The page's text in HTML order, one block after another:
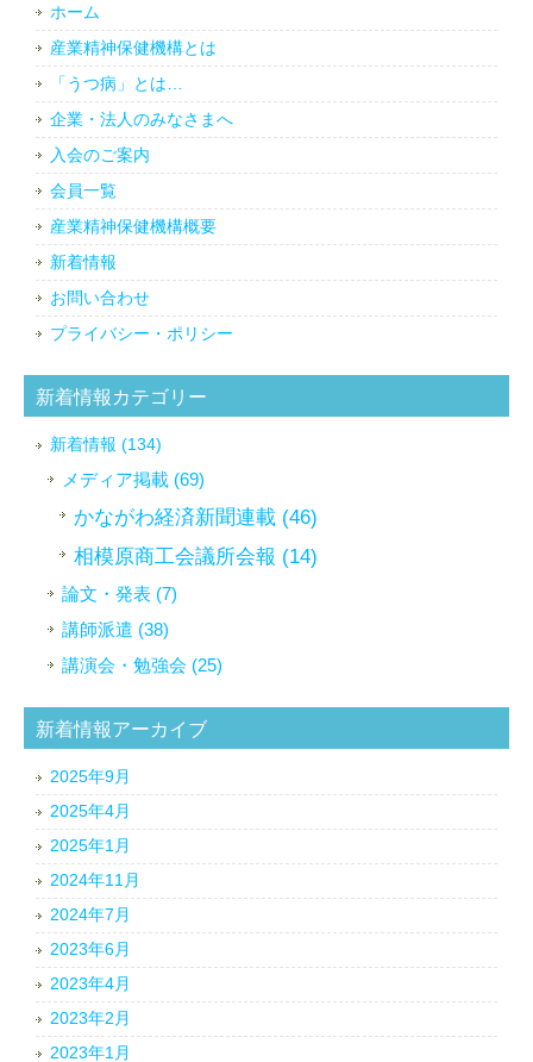
ホーム
産業精神保健機構とは
「うつ病」とは…
企業・法人のみなさまへ
入会のご案内
会員一覧
産業精神保健機構概要
新着情報
お問い合わせ
プライバシー・ポリシー
新着情報カテゴリー
新着情報 (134)
メディア掲載 (69)
かながわ経済新聞連載 (46)
相模原商工会議所会報 (14)
論文・発表 (7)
講師派遣 (38)
講演会・勉強会 (25)
新着情報アーカイブ
2025年9月
2025年4月
2025年1月
2024年11月
2024年7月
2023年6月
2023年4月
2023年2月
2023年1月